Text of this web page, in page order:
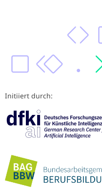
Initiiert durch: